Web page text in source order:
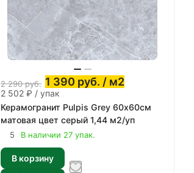
2 290руб. 1 390 руб. / м2
2 502 ₽ / упак
Керамогранит Pulpis Grey 60х60см
матовая цвет серый 1,44 м2/уп
5 В наличии 27 упак.
В корзину